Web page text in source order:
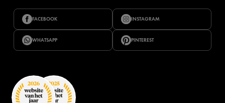
FACEBOOK INSTAGRAM
WHATSAPP PINTEREST